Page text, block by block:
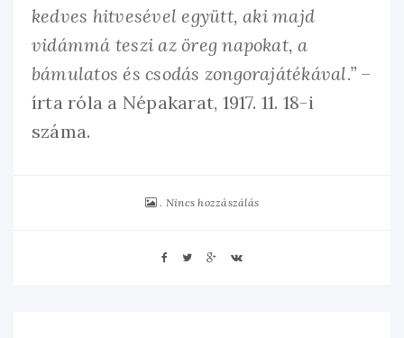
kedves hitvesével együtt, aki majd
vidámmá teszi az öreg napokat, a
bámulatos és csodás zongorajátékával.” –
írta róla a Népakarat, 1917. 11. 18-i
száma.
Nincs hozzászálás